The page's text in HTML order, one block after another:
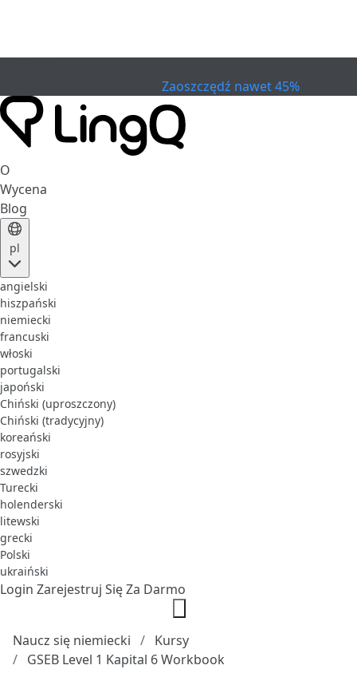
Zaoszczędź nawet 45%
O
Wycena
Blog
pl
angielski
hiszpański
niemiecki
francuski
włoski
portugalski
japoński
Chiński (uproszczony)
Chiński (tradycyjny)
koreański
rosyjski
szwedzki
Turecki
holenderski
litewski
grecki
Polski
ukraiński
Login Zarejestruj Się Za Darmo
Naucz się niemiecki
Kursy
GSEB Level 1 Kapital 6 Workbook